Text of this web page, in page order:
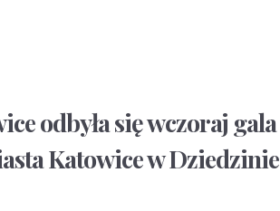
odbyła się wczoraj gala
Katowice w Dziedzinie